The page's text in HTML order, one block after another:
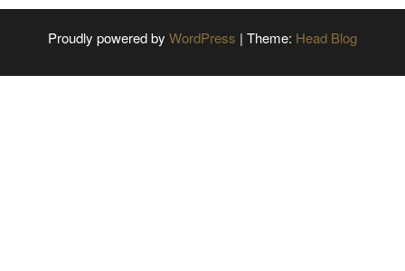
Proudly powered by WordPress | Theme: Head Blog